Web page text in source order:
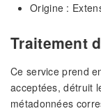
Origine :
Traitement
Ce service prend
acceptées, détruit
métadonnées